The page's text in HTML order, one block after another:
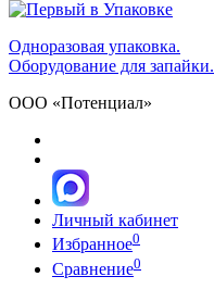
Одноразовая упаковка.
Оборудование для запайки.
ООО «Потенциал»
Личный кабинет
Избранное0
Сравнение0